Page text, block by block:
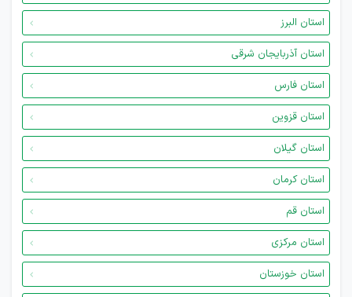
استان البرز
استان آذربایجان شرقی
استان فارس
استان قزوین
استان گیلان
استان کرمان
استان قم
استان مرکزی
استان خوزستان